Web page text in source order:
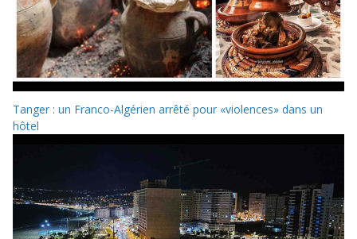
Tanger : un Franco-Algérien arrêté pour «violences» dans un
hôtel